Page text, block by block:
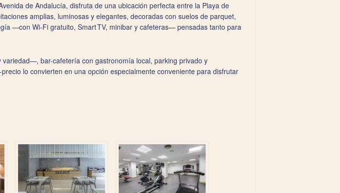
de Andalucía, disfruta de una ubicación perfecta entre la Playa de
amplias, luminosas y elegantes, decoradas con suelos de parquet,
—con Wi‑Fi gratuito, Smart TV, minibar y cafeteras— pensadas tanto para
bar-cafetería con gastronomía local, parking privado y
lo convierten en una opción especialmente conveniente para disfrutar